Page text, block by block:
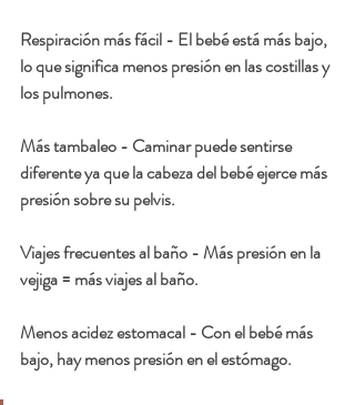
Respiración más fácil - El bebé está más bajo,
lo que significa menos presión en las costillas y
los pulmones.
Más tambaleo - Caminar puede sentirse
diferente ya que la cabeza del bebé ejerce más
presión sobre su pelvis.
Viajes frecuentes al baño - Más presión en la
vejiga = más viajes al baño.
Menos acidez estomacal - Con el bebé más
bajo, hay menos presión en el estómago.